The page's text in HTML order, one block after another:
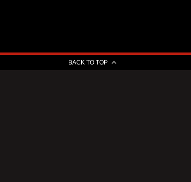
BACK TO TOP